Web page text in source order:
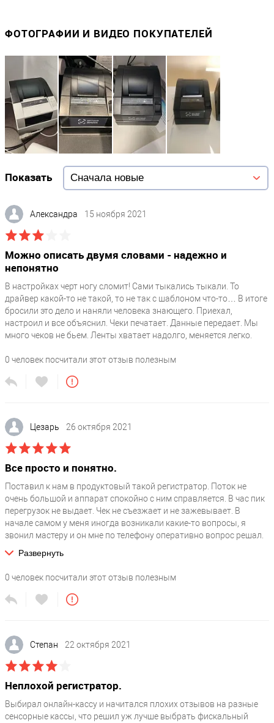
ФОТОГРАФИИ И ВИДЕО ПОКУПАТЕЛЕЙ
Показать
Александра 15 ноября 2021
Можно описать двумя словами - надежно и
непонятно
В настройках черт ногу сломит! Сами тыкались тыкали. То
драйвер какой-то не такой, то не так с шаблоном что-то… В итоге
бросили это дело и наняли человека знающего. Приехал,
настроил и все объяснил. Чеки печатает. Данные передает. Мы
много чеков не бьем. Ленты хватает надолго, меняется легко.
0 человек посчитали этот отзыв полезным
Цезарь 26 октября 2021
Все просто и понятно.
Поставил к нам в продуктовый такой регистратор. Поток не
очень большой и аппарат спокойно с ним справляется. В час пик
перегрузок не выдает. Чек не съезжает и не зажевывает. В
начале самом у меня иногда возникали какие-то вопросы, я
звонил мастеру и он мне по телефону оперативно вопрос решал.
Развернуть
0 человек посчитали этот отзыв полезным
Степан 22 октября 2021
Неплохой регистратор.
Выбирал онлайн-кассу и начитался плохих отзывов на разные
сенсорные кассы, что решил уж лучше выбрать фискальный